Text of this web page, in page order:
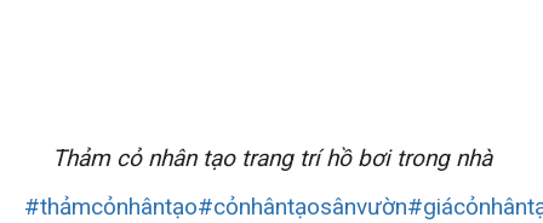
Thảm cỏ nhân tạo trang trí hồ bơi trong nhà
#thảmcỏnhântạo#cỏnhântạosânvườn